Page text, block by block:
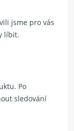
jsme pro vás
líbit.
Po
sledování